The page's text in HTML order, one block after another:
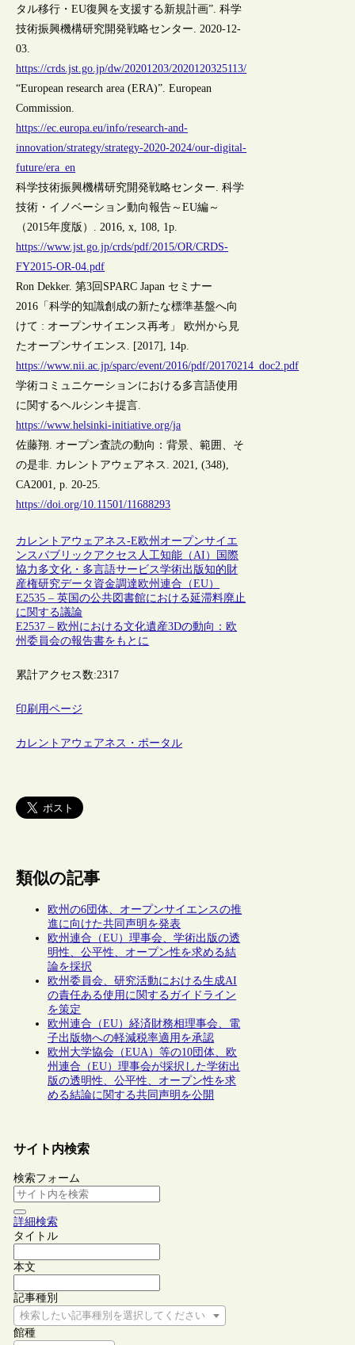
タル移行・EU復興を支援する新規計画”. 科学
技術振興機構研究開発戦略センター. 2020-12-
03.
https://crds.jst.go.jp/dw/20201203/2020120325113/
“European research area (ERA)”. European
Commission.
https://ec.europa.eu/info/research-and-
innovation/strategy/strategy-2020-2024/our-digital-
future/era_en
科学技術振興機構研究開発戦略センター. 科学
技術・イノベーション動向報告～EU編～
（2015年度版）. 2016, x, 108, 1p.
https://www.jst.go.jp/crds/pdf/2015/OR/CRDS-
FY2015-OR-04.pdf
Ron Dekker. 第3回SPARC Japan セミナー
2016「科学的知識創成の新たな標準基盤へ向
けて : オープンサイエンス再考」 欧州から見
たオープンサイエンス. [2017], 14p.
https://www.nii.ac.jp/sparc/event/2016/pdf/20170214_doc2.pdf
学術コミュニケーションにおける多言語使用
に関するヘルシンキ提言.
https://www.helsinki-initiative.org/ja
佐藤翔. オープン査読の動向：背景、範囲、そ
の是非. カレントアウェアネス. 2021, (348),
CA2001, p. 20-25.
https://doi.org/10.11501/11688293
カレントアウェアネス-E欧州 オープンサイエ
ンスパブリックアクセス 人工知能（AI）
国際
協力 多文化・多言語サービス学術出版知的財
産権研究データ 資金調達欧州連合（EU）
E2535 – 英国の公共図書館における延滞料廃止
に関する議論
E2537 – 欧州における文化遺産3Dの動向：欧
州委員会の報告書をもとに
累計アクセス数:2317
印刷用ページ
カレントアウェアネス・ポータル
類似の記事
欧州の6団体、オープンサイエンスの推
進に向けた共同声明を発表
欧州連合（EU）理事会、学術出版の透
明性、公平性、オープン性を求める結
論を採択
欧州委員会、研究活動における生成AI
の責任ある使用に関するガイドライン
を策定
欧州連合（EU）経済財務相理事会、電
子出版物への軽減税率適用を承認
欧州大学協会（EUA）等の10団体、欧
州連合（EU）理事会が採択した学術出
版の透明性、公平性、オープン性を求
める結論に関する共同声明を公開
サイト内検索
検索フォーム
詳細検索
タイトル
本文
記事種別
検索したい記事種別を選択してください
館種